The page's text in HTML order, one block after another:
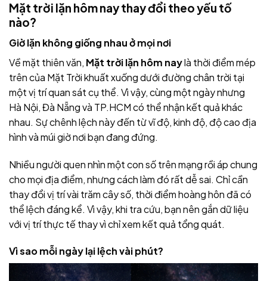
Mặt trời lặn hôm nay thay đổi theo yếu tố
nào?
Giờ lặn không giống nhau ở mọi nơi
Về mặt thiên văn, Mặt trời lặn hôm naylà thời điểm mép
trên của Mặt Trời khuất xuống dưới đường chân trời tại
một vị trí quan sát cụ thể. Vì vậy, cùng một ngày nhưng
Hà Nội, Đà Nẵng và TP.HCM có thể nhận kết quả khác
nhau. Sự chênh lệch này đến từ vĩ độ, kinh độ, độ cao địa
hình và múi giờ nơi bạn đang đứng.
Nhiều người quen nhìn một con số trên mạng rồi áp chung
cho mọi địa điểm, nhưng cách làm đó rất dễ sai. Chỉ cần
thay đổi vị trí vài trăm cây số, thời điểm hoàng hôn đã có
thể lệch đáng kể. Vì vậy, khi tra cứu, bạn nên gắn dữ liệu
với vị trí thực tế thay vì chỉ xem kết quả tổng quát.
Vì sao mỗi ngày lại lệch vài phút?